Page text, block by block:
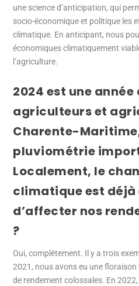
une science d’anticipation, qui
socio-économique et politique les
climatique. En anticipant, nous
économiques climatiquement
l’agriculture.
2024 est une
agriculteurs et
Charente-
pluviométrie
Localement, le
climatique est déjà
d’affecter nos
?
Oui, complètement. Il y a trois
2021, nous avons eu une
de rendement colossales. En